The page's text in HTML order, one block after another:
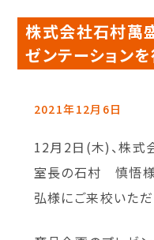
株式会社石村萬
ゼンテーション
2021年12月6日
12月2日(木)、株式
室長の石村 慎悟
弘様にご来校いただ